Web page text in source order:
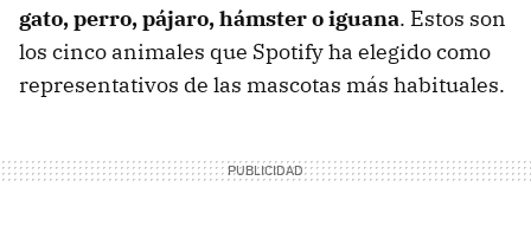
gato, perro, pájaro, hámster o iguana. Estos son
los cinco animales que Spotify ha elegido como
representativos de las mascotas más habituales.